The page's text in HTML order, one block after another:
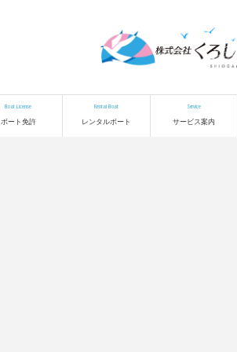
Boat License
ボート免許
Rental Boat
レンタルボート
Service
サービス案内